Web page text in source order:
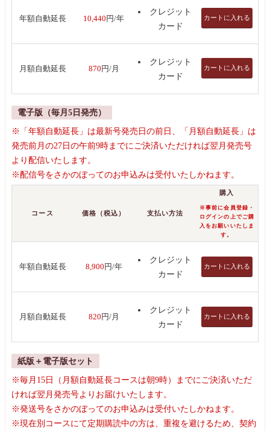
年額自動延長 10,440 円/年
クレジット
カード
カートに入れる
月額自動延長 870 円/月
クレジット
カード
カートに入れる
電子版（毎月5日発売）
※「年額自動延長」は最新号発売日の前日、「月額自動延長」は
発売前月の27日の午前9時までにご決済いただければ翌月発売号
より配信いたします。
※配信号をさかのぼってのお申込みは受付いたしかねます。
コース 価格（税込） 支払い方法
購入
※事前に会員登録・
ログインの上でご購
入をお願いいたしま
す。
年額自動延長 8,900 円/年
クレジット
カード
カートに入れる
月額自動延長 820 円/月
クレジット
カード
カートに入れる
紙版＋電子版セット
※毎月15日（月額自動延長コースは朝9時）までにご決済いただ
ければ翌月発売号よりお届けいたします。
※発送号をさかのぼってのお申込みは受付いたしかねます。
※現在別コースにて定期購読中の方は、重複を避けるため、契約